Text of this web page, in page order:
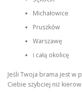
Michałowice
Pruszków
Warszawę
i całą okolicę
Jeśli Twoja brama jest w
Ciebie szybciej niż